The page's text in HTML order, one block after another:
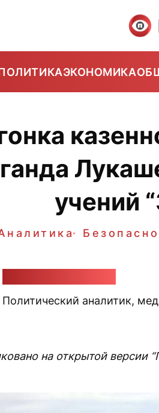
ЭКОНОМИКА
учений
Политический аналитик,
на открытой версии